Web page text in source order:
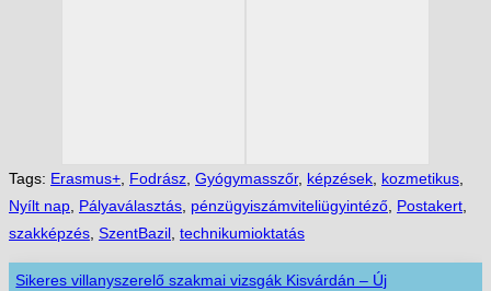
Tags: Erasmus+ Fodrász Gyógymasszőr, képzések kozmetikus
Nyílt nap Pályaválasztás pénzügyiszámviteliügyintéző Postakert
szakképzés SzentBazil technikumioktatás
Sikeres villanyszerelő szakmai vizsgák Kisvárdán – Új